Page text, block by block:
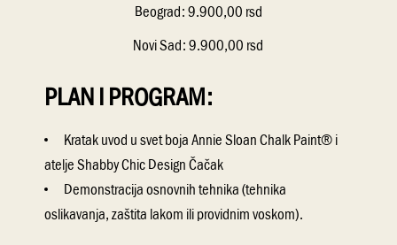
Beograd: 9.900,00 rsd
Novi Sad: 9.900,00 rsd
PLAN I PROGRAM:
Kratak uvod u svet boja Annie Sloan Chalk Paint® i
atelje Shabby Chic Design Čačak
Demonstracija osnovnih tehnika (tehnika
oslikavanja, zaštita lakom ili providnim voskom).